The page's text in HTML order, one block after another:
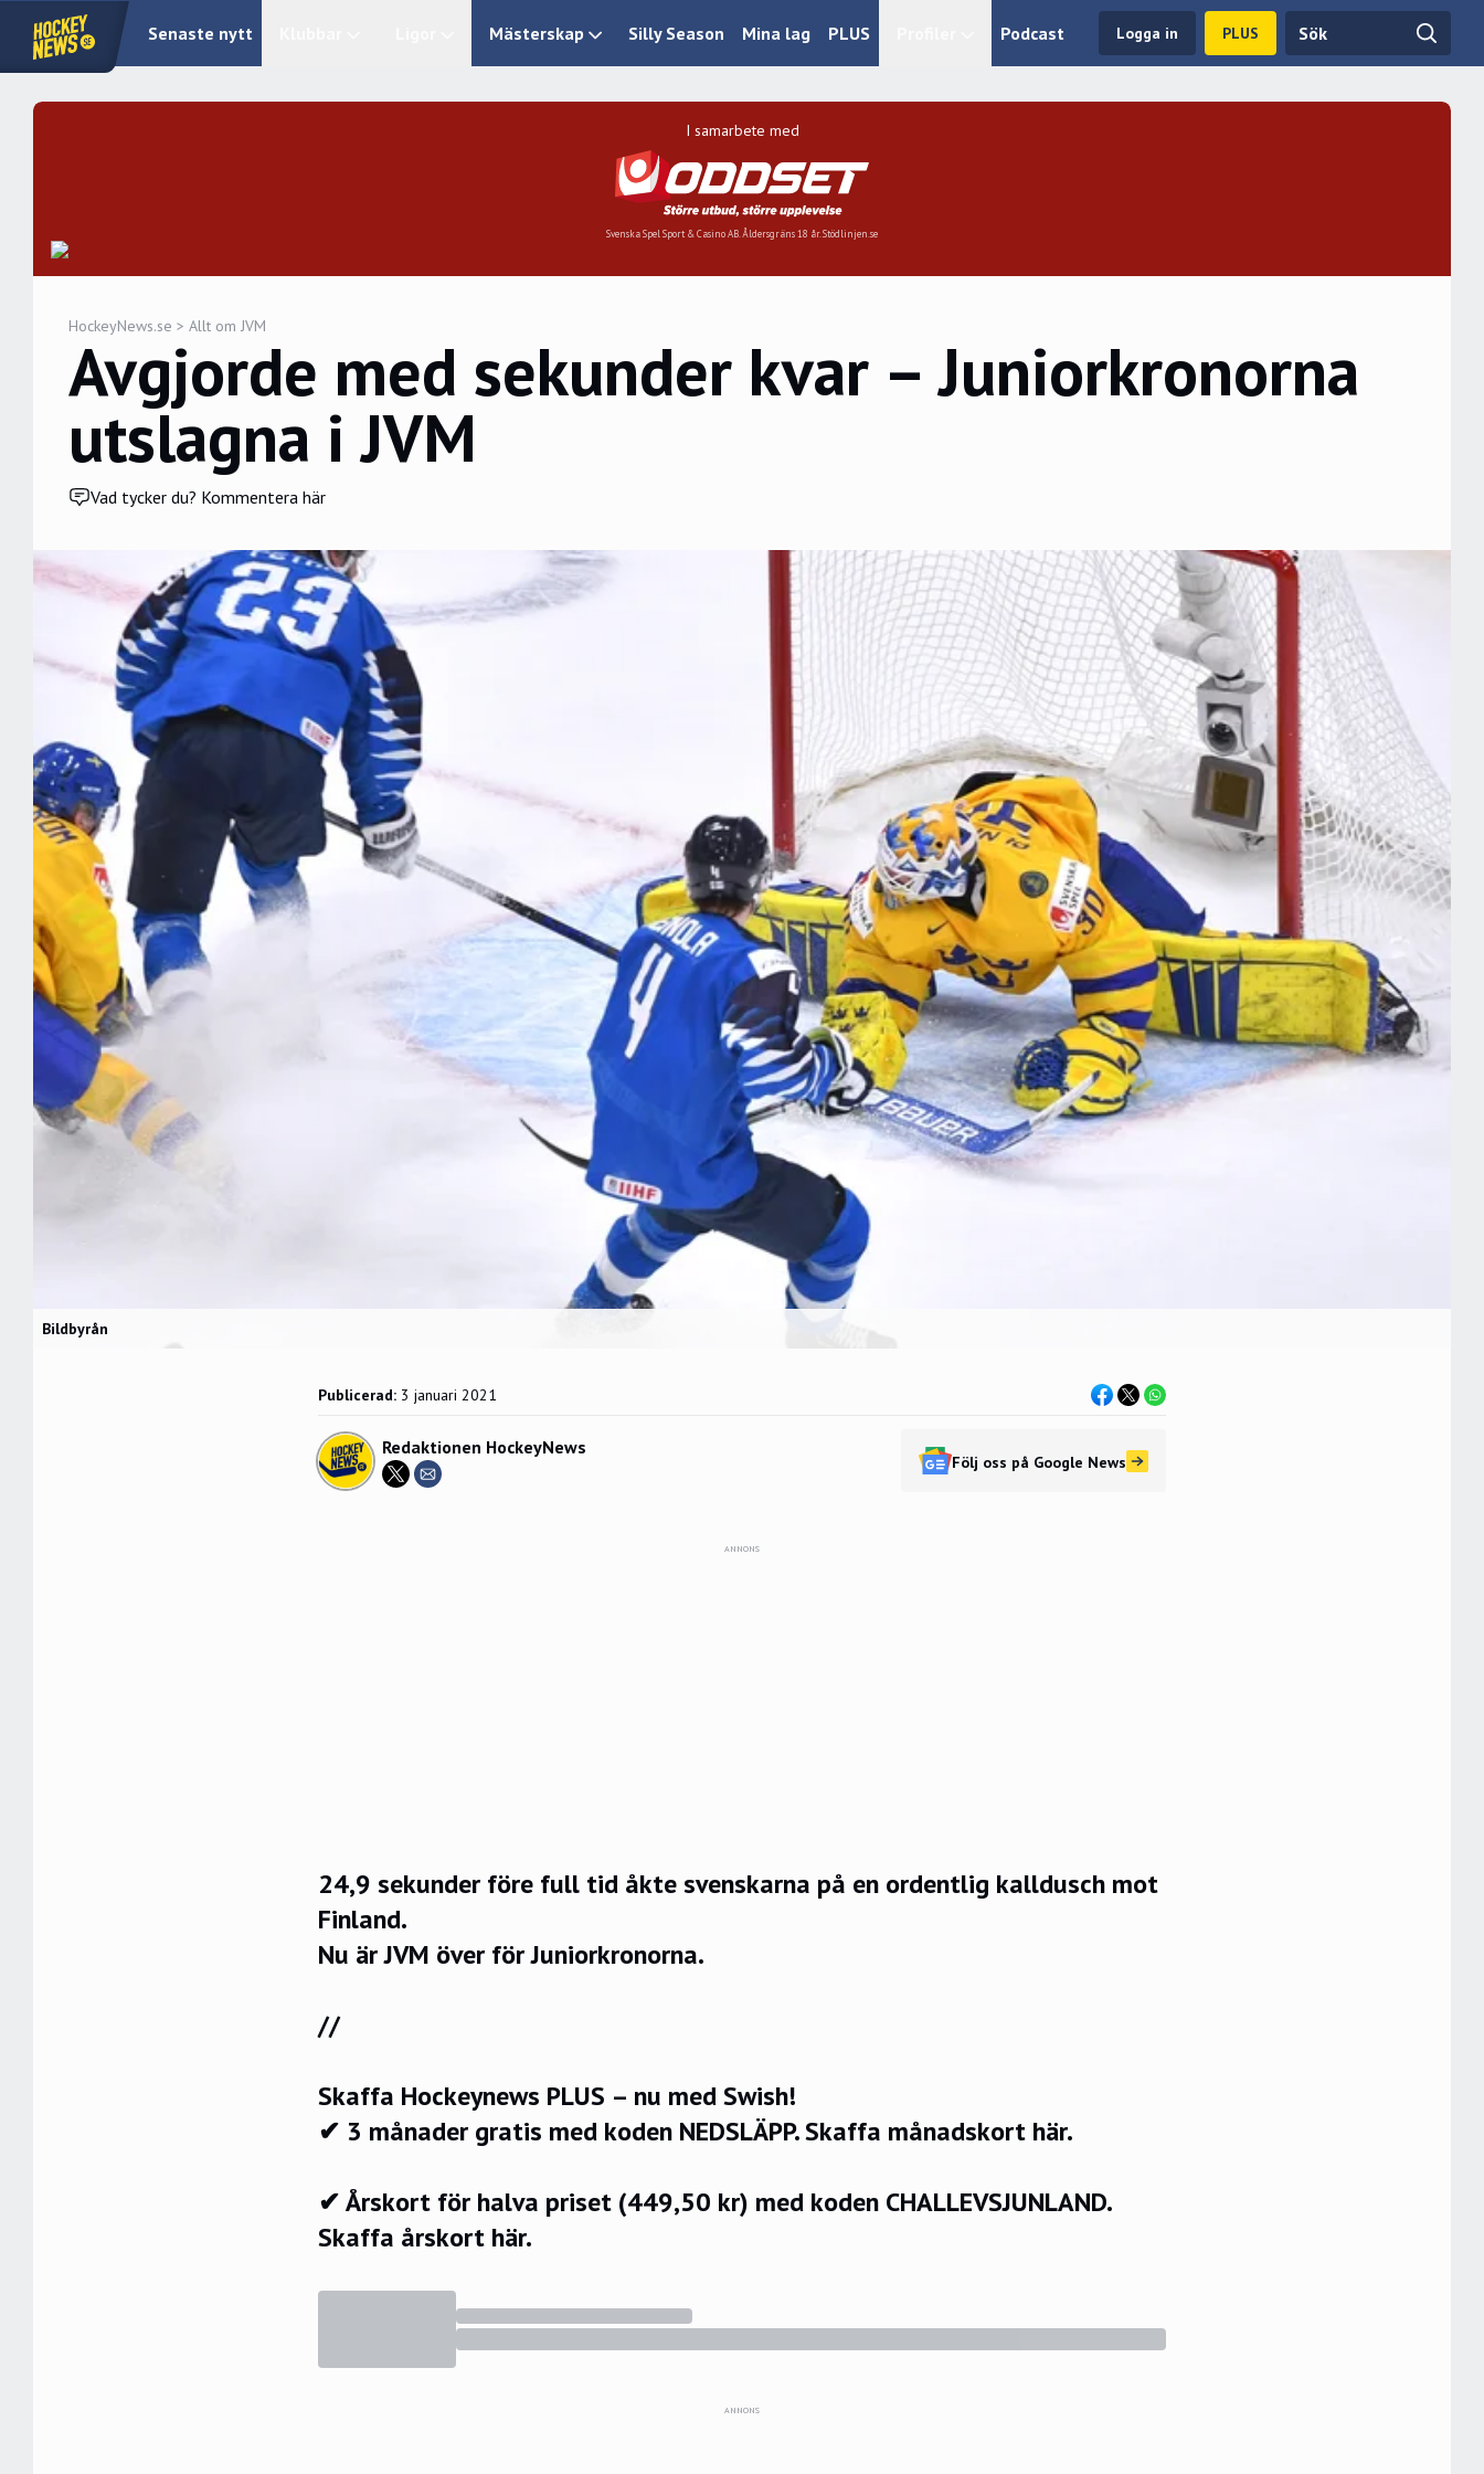
Senaste nytt Mästerskap Silly Season Mina lag PLUS Podcast Logga in PLUS
I samarbete med
Svenska Spel Sport & Casino AB. Åldersgräns 18 år. Stödlinjen.se
HockeyNews.se > Allt om JVM
Avgjorde med sekunder kvar – Juniorkronorna
utslagna i JVM
Vad tycker du? Kommentera här
Bildbyrån
Publicerad: 3 januari 2021
Redaktionen HockeyNews
Följ oss på Google News
ANNONS
24,9 sekunder före full tid åkte svenskarna på en ordentlig kalldusch mot
Finland.
Nu är JVM över för Juniorkronorna.
//
Skaffa Hockeynews PLUS – nu med Swish!
✔ 3 månader gratis med koden NEDSLÄPP.Skaffa månadskort här.
✔ Årskort för halva priset (449,50 kr) med koden CHALLEVSJUNLAND.
Skaffa årskort här.
ANNONS